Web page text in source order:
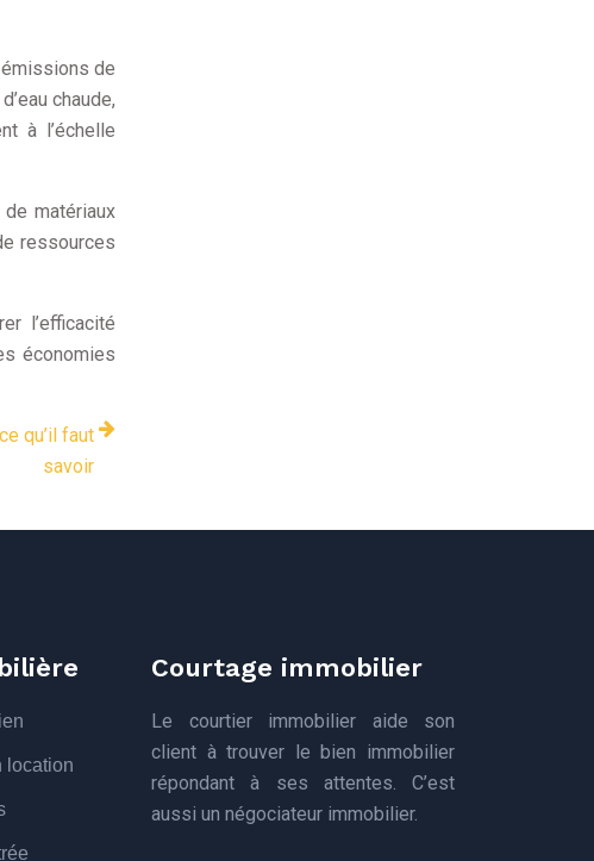
de
chaude,
à l’échelle
matériaux
ressources
l’efficacité
économies
qu’il faut
savoir
location
Courtage immobilier
Le courtier immobilier aide son
client à trouver le bien immobilier
répondant à ses attentes. C’est
aussi un négociateur immobilier.